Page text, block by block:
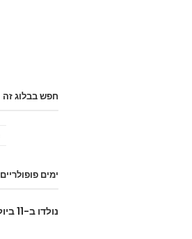
חפש בבלוג זה
ימים פופולריים
נולדו ב-11 ביולי